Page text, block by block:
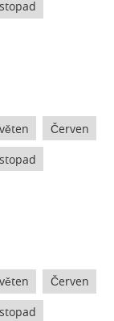
Červen
Červen